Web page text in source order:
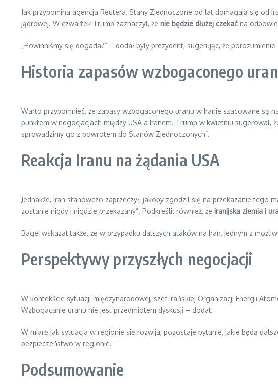
Jak przypomina agencja Reutera, Stany Zjednoczone od lat domagają się od
jądrowej. W czwartek Trump zaznaczył, że nie będzie dłużej czekać na
„Powinniśmy się dogadać” – dodał były prezydent, sugerując, że
Historia zapasów wzbogaconego
Warto przypomnieć, że zapasy wzbogaconego uranu w Iranie szacowane są
punktem w negocjacjach między USA a Iranem. Trump w kwietniu
sprowadzimy go z powrotem do Stanów Zjednoczonych”.
Reakcja Iranu na żądania USA
Jednakże, Iran stanowczo zaprzeczył, jakoby zgodził się na przekazanie tego
zostanie nigdy i nigdzie przekazany”. Podkreślił również, że iranijska ziemia i
Bagei wskazał także, że w przypadku dalszych ataków na Iran, jednym z
Perspektywy przyszłych negocjacji
W kontekście sytuacji międzynarodowej, szef irańskiej Organizacji Energii
Wzbogacanie uranu nie jest przedmiotem dyskusji – dodał.
W miarę jak sytuacja w regionie się rozwija, pozostaje pytanie, jakie będą
bezpieczeństwo w regionie.
Podsumowanie